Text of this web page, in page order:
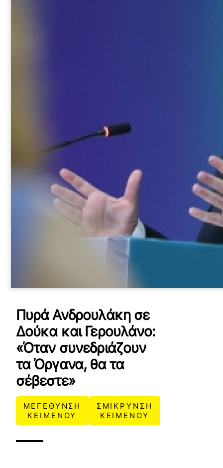
Πυρά Ανδρουλάκη σε
Δούκα και Γερουλάνο:
«Όταν συνεδριάζουν
τα Όργανα, θα τα
σέβεστε»
ΜΕΓΕΘΥΝΣΗ
ΚΕΙΜΕΝΟΥ
ΣΜΙΚΡΥΝΣΗ
ΚΕΙΜΕΝΟΥ